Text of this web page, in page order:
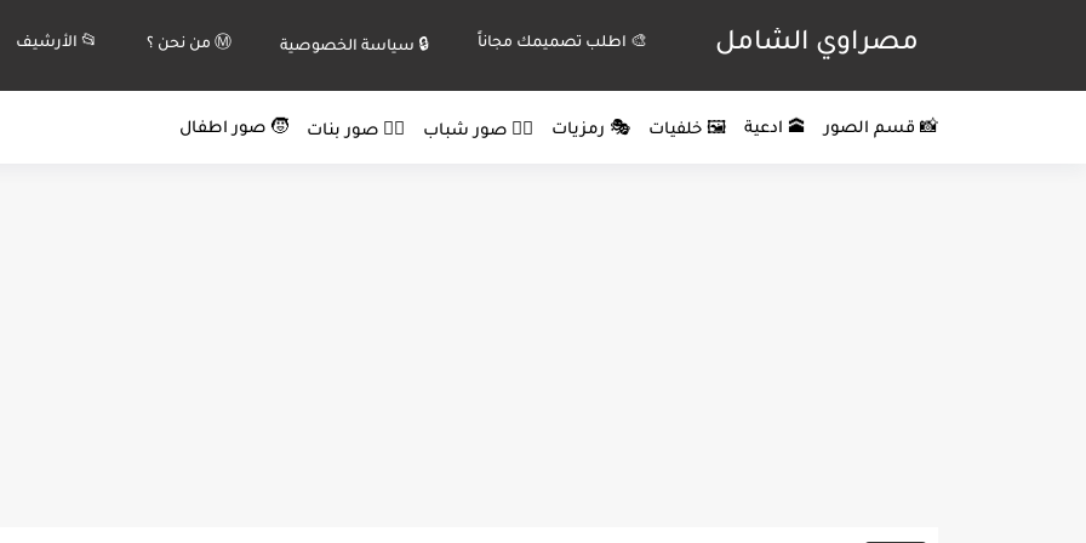
مصراوي الشامل 🎨 اطلب تصميمك مجاناً 🔒 سياسة الخصوصية Ⓜ️ من نحن ؟ 📂 الأرشيف
📸 قسم الصور 🕋 ادعية 🖼️ خلفيات 🎭 رمزيات 🙍‍♂️ صور شباب 🙍‍♀️ صور بنات 🧒 صور اطفال